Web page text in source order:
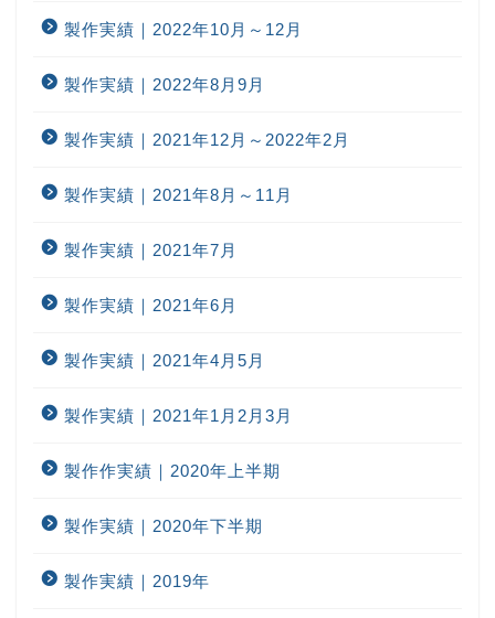
製作実績｜2022年10月～12月
製作実績｜2022年8月9月
製作実績｜2021年12月～2022年2月
製作実績｜2021年8月～11月
製作実績｜2021年7月
製作実績｜2021年6月
製作実績｜2021年4月5月
製作実績｜2021年1月2月3月
製作作実績｜2020年上半期
製作実績｜2020年下半期
製作実績｜2019年